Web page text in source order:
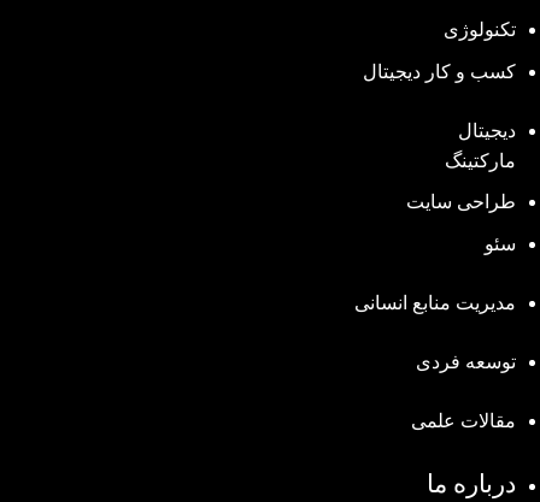
تکنولوژی
کسب و کار دیجیتال
دیجیتال
مارکتینگ
طراحی سایت
سئو
مدیریت منابع انسانی
توسعه فردی
مقالات علمی
درباره ما